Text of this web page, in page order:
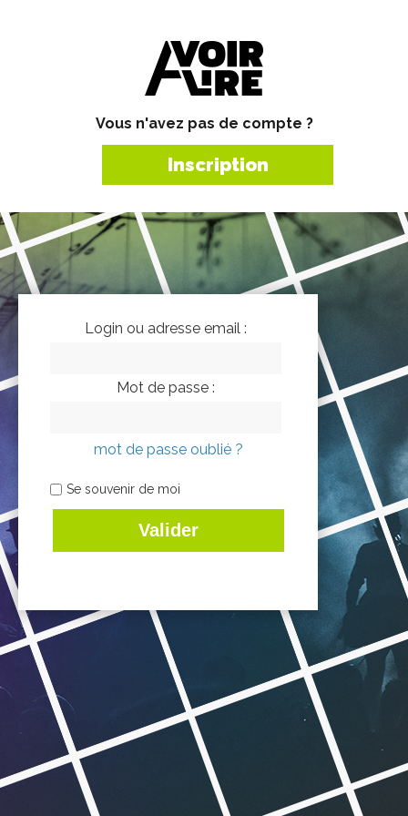
Vous n'avez pas de compte ?
Inscription
Login ou adresse email :
Mot de passe :
mot de passe oublié ?
Se souvenir de moi